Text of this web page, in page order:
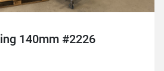
140mm #2226